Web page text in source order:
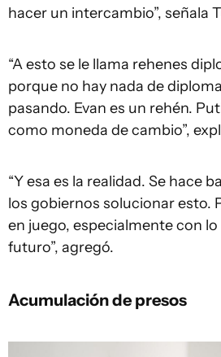
hacer un intercambio”, señala
“A esto se le llama rehenes
porque no hay nada de
pasando. Evan es un rehén.
como moneda de cambio”,
“Y esa es la realidad. Se hace
los gobiernos solucionar esto.
en juego, especialmente con lo
futuro”, agregó.
Acumulación de presos